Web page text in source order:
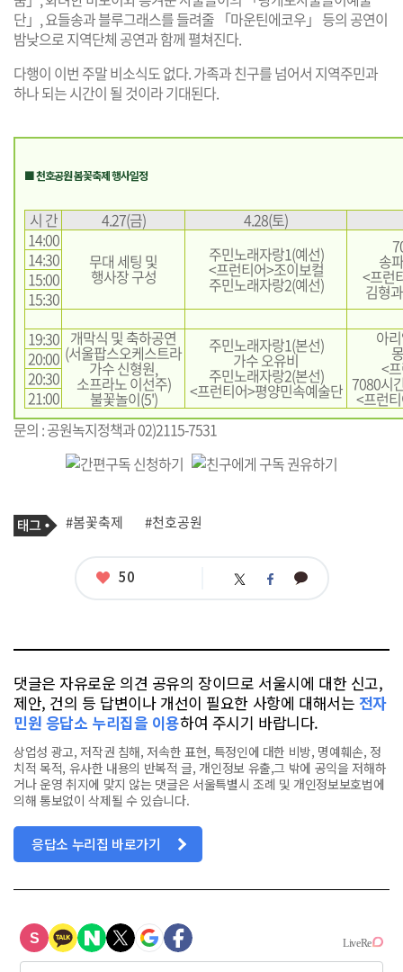
단」, 요들송과 블루그래스를 들려줄 「마운틴에코우」 등의 공연이
밤낮으로 지역단체 공연과 함께 펼쳐진다.
다행이 이번 주말 비소식도 없다. 가족과 친구를 넘어서 지역주민과
하나 되는 시간이 될 것이라 기대된다.
■ 천호공원 봄꽃축제 행사일정
시 간 4.27(금)
4.28(토)
14:00
무대 세팅 및
행사장 구성
주민노래자랑1(예선)
<프런티어>조이보컬
주민노래자랑2(예선)
송
<프런
김형
14:30
15:00
15:30
19:30 개막식 및 축하공연
(서울팝스오케스트라
가수 신형원,
소프라노 이선주)
불꽃놀이(5')
주민노래자랑1(본선)
가수 오유비
주민노래자랑2(본선)
<프런티어>평양민속예술단
아
<
7080시
<프런
20:00
20:30
21:00
문의 : 공원녹지정책과 02)2115-7531
기
사
태
그
#봄꽃축제 #천호공원
좋
50 트 페 카
댓글은 자유로운 의견 공유의 장이므로 서울시에 대한 신고,
제안, 건의 등 답변이나 개선이 필요한 사항에 대해서는 전자
민원 응답소 누리집을 이용하여 주시기 바랍니다.
상업성 광고, 저작권 침해, 저속한 표현, 특정인에 대한 비방, 명예훼손, 정
치적 목적, 유사한 내용의 반복적 글, 개인정보 유출,그 밖에 공익을 저해하
거나 운영 취지에 맞지 않는 댓글은 서울특별시 조례 및 개인정보보호법에
의해 통보없이 삭제될 수 있습니다.
응답소 누리집 바로가기